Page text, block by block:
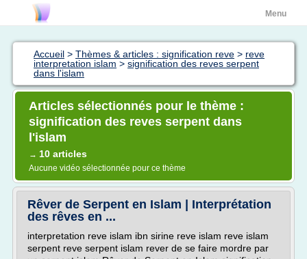
Menu
Accueil > Thèmes & articles : signification reve > reve
interpretation islam > signification des reves serpent
dans l'islam
Articles sélectionnés pour le thème :
signification des reves serpent dans
l'islam
→ 10 articles
Aucune vidéo sélectionnée pour ce thème
Rêver de Serpent en Islam | Interprétation
des rêves en ...
interpretation reve islam ibn sirine reve islam reve islam
serpent reve serpent islam rever de se faire mordre par